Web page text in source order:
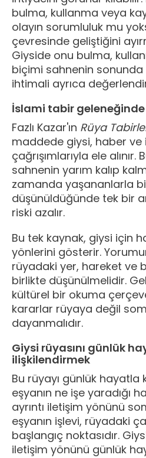
bulma, kullanma veya
olayın sorumluluk mu
çevresinde geliştiğini
Giyside onu bulma,
biçimi sahnenin
ihtimali ayrıca
İslami tabir
Fazlı Kazar'ın Rüya
maddede giysi, haber ve
çağrışımlarıyla ele alınır.
sahnenin yarım kalıp
zamanda yaşananlarla
düşünüldüğünde tek bir
riski azalır.
Bu tek kaynak, giysi için
yönlerini gösterir.
rüyadaki yer, hareket ve
birlikte düşünülmelidir.
kültürel bir okuma
kararlar rüyaya değil
dayanmalıdır.
Giysi rüyasını günlük
ilişkilendirmek
Bu rüyayı günlük hayatla
eşyanın ne işe yaradığı
ayrıntı iletişim yönünü
eşyanın işlevi, rüyadaki
başlangıç noktasıdır.
iletişim yönünü günlük